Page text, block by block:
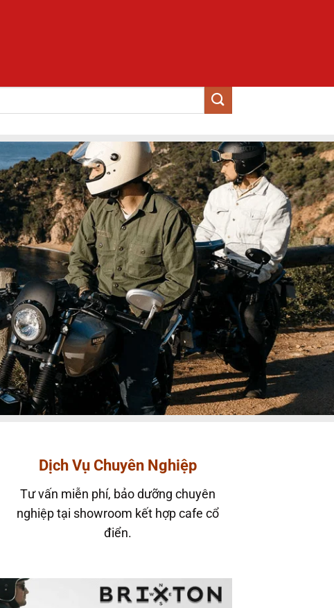
Dịch Vụ Chuyên Nghiệp
Tư vấn miễn phí, bảo dưỡng chuyên
nghiệp tại showroom kết hợp cafe cổ
điển.